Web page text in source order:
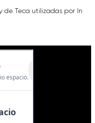
de Teca utilizadas por In